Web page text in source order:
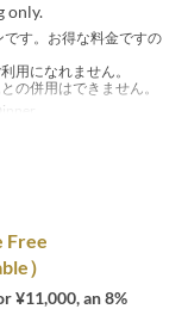
only.
です。お得な料金ですの
用になれません。
の併用はできません。
Free
）
¥11,000, an 8%